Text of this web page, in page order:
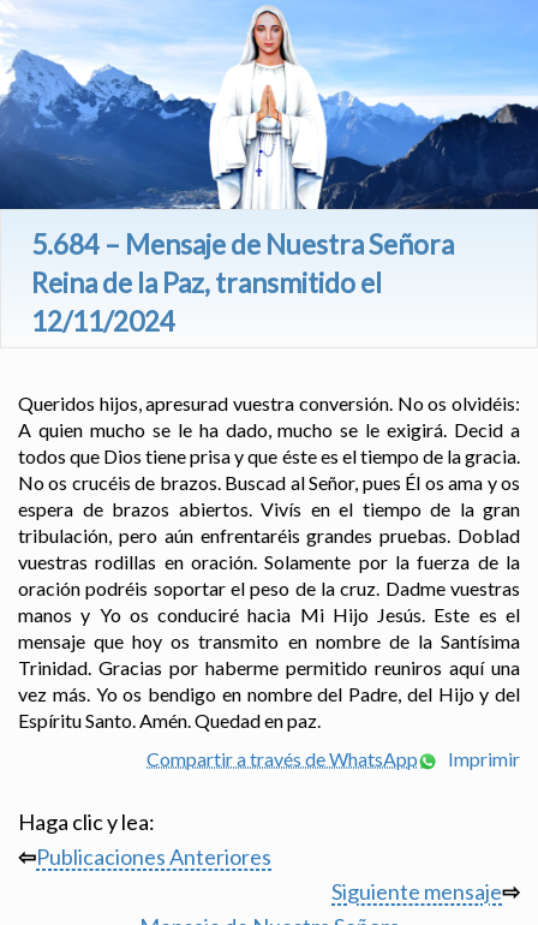
5.684 – Mensaje de Nuestra Señora
Reina de la Paz, transmitido el
12/11/2024
Queridos hijos, apresurad vuestra conversión. No os olvidéis:
A quien mucho se le ha dado, mucho se le exigirá. Decid a
todos que Dios tiene prisa y que éste es el tiempo de la gracia.
No os crucéis de brazos. Buscad al Señor, pues Él os ama y os
espera de brazos abiertos. Vivís en el tiempo de la gran
tribulación, pero aún enfrentaréis grandes pruebas. Doblad
vuestras rodillas en oración. Solamente por la fuerza de la
oración podréis soportar el peso de la cruz. Dadme vuestras
manos y Yo os conduciré hacia Mi Hijo Jesús. Este es el
mensaje que hoy os transmito en nombre de la Santísima
Trinidad. Gracias por haberme permitido reuniros aquí una
vez más. Yo os bendigo en nombre del Padre, del Hijo y del
Espíritu Santo. Amén. Quedad en paz.
Compartir a través de WhatsApp
Imprimir
Haga clic y lea:
⇦Publicaciones Anteriores
Siguiente mensaje⇨